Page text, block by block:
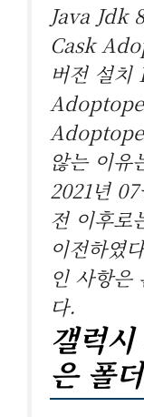
Java Jdk
Cask
버전 설
않는 이
2021년
전 이후
이전하였
인 사항은
다.
갤럭
은 폴